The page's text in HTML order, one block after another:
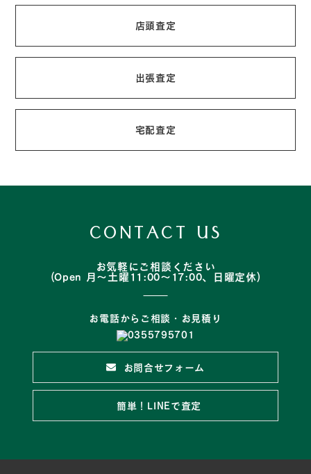
店頭査定
出張査定
宅配査定
CONTACT US
お気軽にご相談ください
(Open 月～土曜11:00～17:00、日曜定休)
お電話からご相談・お見積り
お問合せフォーム
簡単！LINEで査定